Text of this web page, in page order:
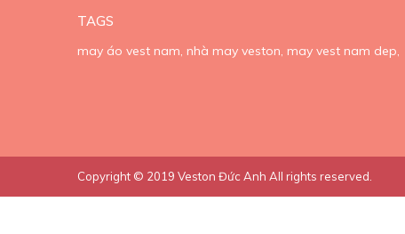
TAGS
may áo vest nam, nhà may veston, may vest nam dep,
Copyright © 2019 Veston Đức Anh All rights reserved.